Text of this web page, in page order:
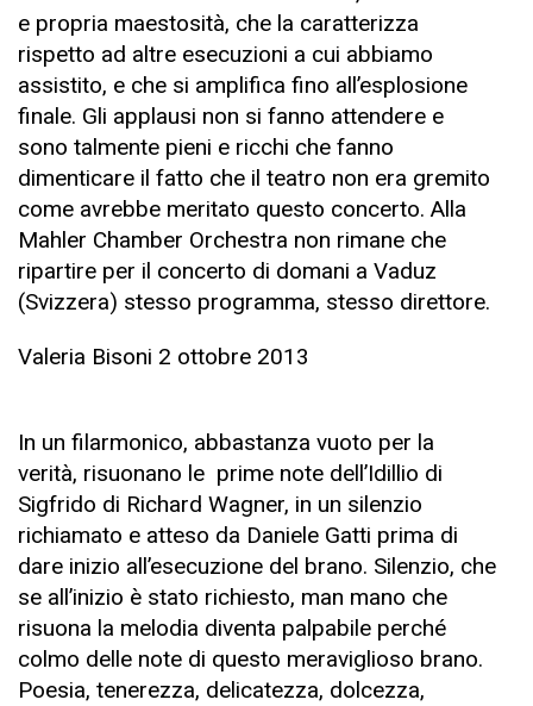
e propria maestosità, che la caratterizza
rispetto ad altre esecuzioni a cui abbiamo
assistito, e che si amplifica fino all’esplosione
finale. Gli applausi non si fanno attendere e
sono talmente pieni e ricchi che fanno
dimenticare il fatto che il teatro non era gremito
come avrebbe meritato questo concerto. Alla
Mahler Chamber Orchestra non rimane che
ripartire per il concerto di domani a Vaduz
(Svizzera) stesso programma, stesso direttore.
Valeria Bisoni 2 ottobre 2013
In un filarmonico, abbastanza vuoto per la
verità, risuonano le prime note dell’Idillio di
Sigfrido di Richard Wagner, in un silenzio
richiamato e atteso da Daniele Gatti prima di
dare inizio all’esecuzione del brano. Silenzio, che
se all’inizio è stato richiesto, man mano che
risuona la melodia diventa palpabile perché
colmo delle note di questo meraviglioso brano.
Poesia, tenerezza, delicatezza, dolcezza,